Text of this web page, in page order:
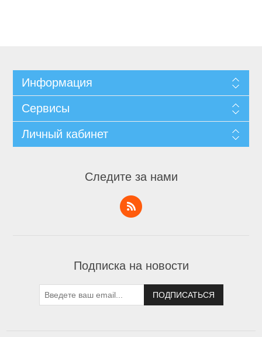
Информация
Сервисы
Личный кабинет
Следите за нами
Подписка на новости
ПОДПИСАТЬСЯ